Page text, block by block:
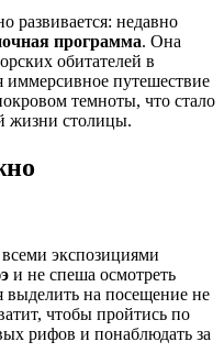
развивается: недавно
программа. Она
обитателей в
иммерсивное путешествие
темноты, что стало
жизни столицы.
экспозициями
и не спеша осмотреть
выделить на посещение не
чтобы пройтись по
рифов и понаблюдать за